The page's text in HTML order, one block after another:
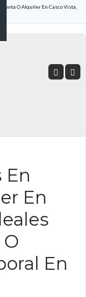
Venta O Alquiler En Casco Vista,
En
En